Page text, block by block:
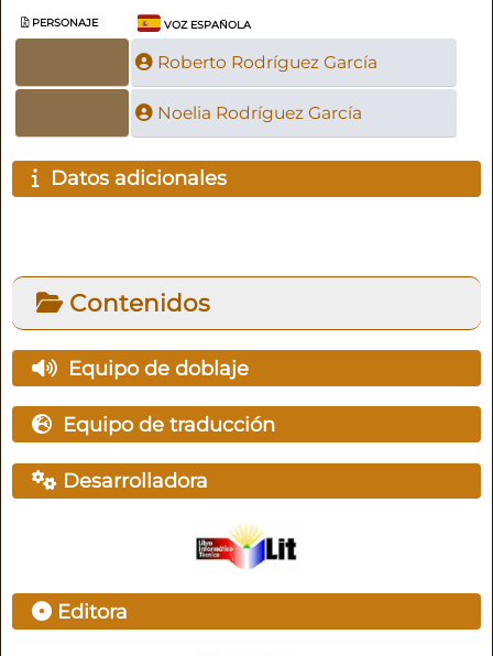
PERSONAJE VOZ ESPAÑOLA
Roberto Rodríguez García
Noelia Rodríguez García
Datos adicionales
Contenidos
Equipo de doblaje
Equipo de traducción
Desarrolladora
Editora